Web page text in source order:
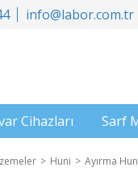
info@labor.com.tr
Cihazları Sarf
Huni Ayırma